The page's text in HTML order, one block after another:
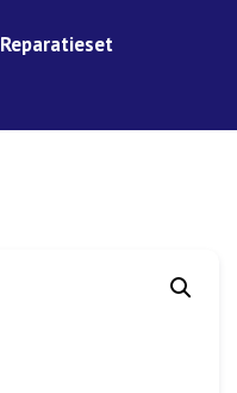
Reparatieset